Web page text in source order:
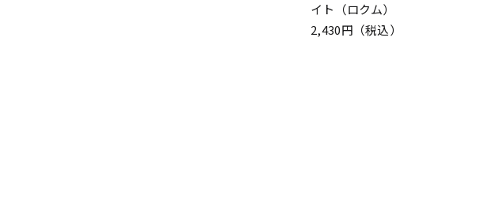
イト（ロクム）
2,430円（税込）